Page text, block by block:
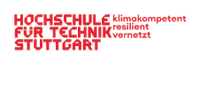
Hauptnavigation